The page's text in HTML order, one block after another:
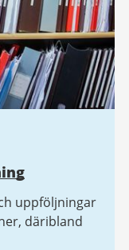
uppföljningar
däribland